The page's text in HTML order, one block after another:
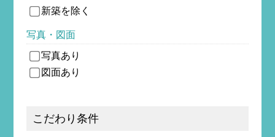
新築を除 く
写真・図面
写真あり
図面あり
こだわり条件